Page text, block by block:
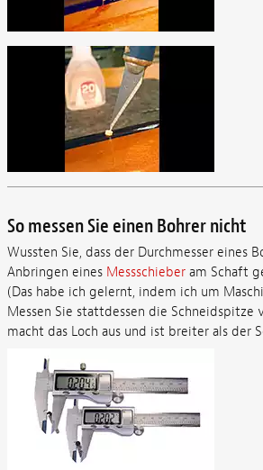
So messen Sie einen Bohrer nicht
Wussten Sie, dass der Durchmesser eines
Anbringen eines Messschieberam Schaft
(Das habe ich gelernt, indem ich um
Messen Sie stattdessen die Schneidspitze
macht das Loch aus und ist breiter als der